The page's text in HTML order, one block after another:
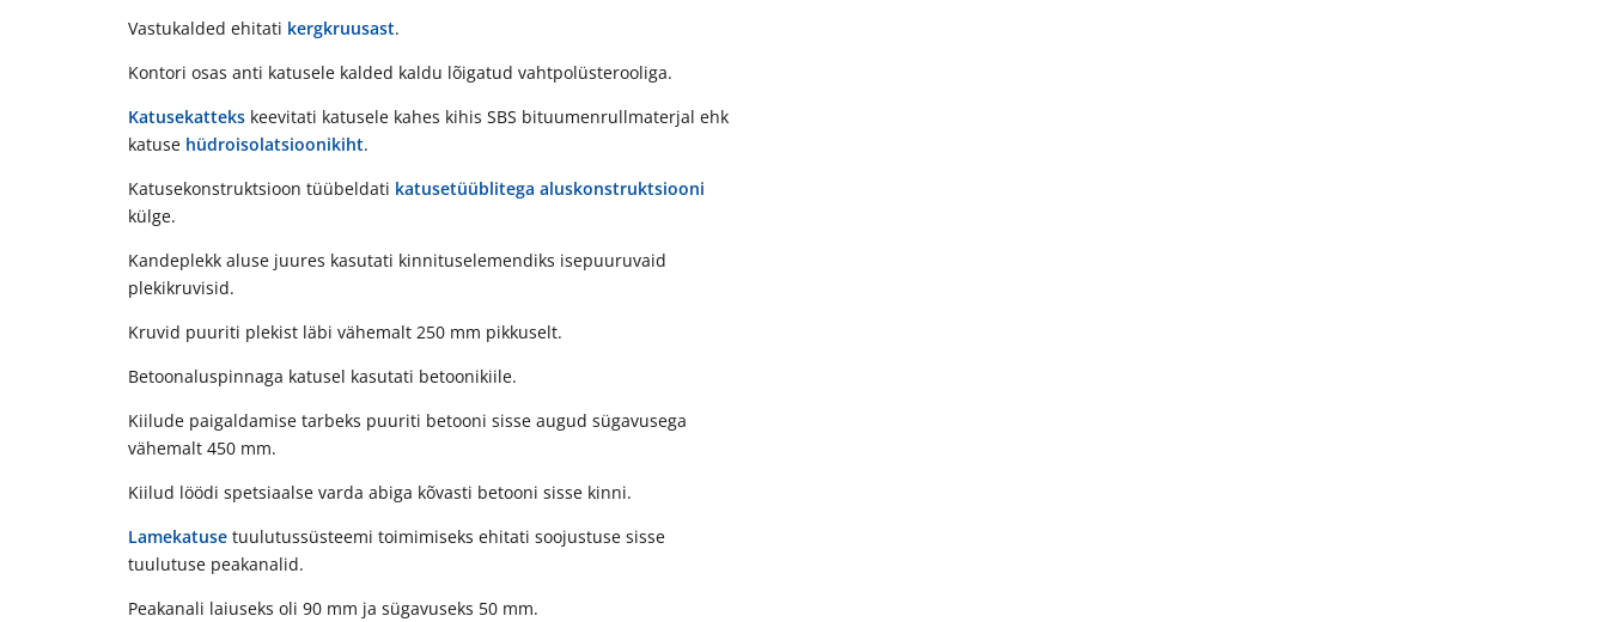
Vastukalded ehitati kergkruusast.
Kontori osas anti katusele kalded kaldu lõigatud vahtpolüsterooliga.
Katusekatteks keevitati katusele kahes kihis SBS bituumenrullmaterjal ehk
katuse hüdroisolatsioonikiht.
Katusekonstruktsioon tüübeldati katusetüüblitega aluskonstruktsiooni
külge.
Kandeplekk aluse juures kasutati kinnituselemendiks isepuuruvaid
plekikruvisid.
Kruvid puuriti plekist läbi vähemalt 250 mm pikkuselt.
Betoonaluspinnaga katusel kasutati betoonikiile.
Kiilude paigaldamise tarbeks puuriti betooni sisse augud sügavusega
vähemalt 450 mm.
Kiilud löödi spetsiaalse varda abiga kõvasti betooni sisse kinni.
Lamekatuse tuulutussüsteemi toimimiseks ehitati soojustuse sisse
tuulutuse peakanalid.
Peakanali laiuseks oli 90 mm ja sügavuseks 50 mm.